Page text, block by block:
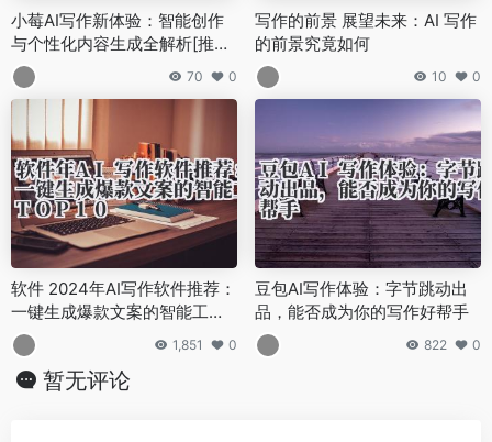
小莓AI写作新体验：智能创作
与个性化内容生成全解析[推测
工具特性]
70 0
写作的前景 展望未来：AI 写作
的前景究竟如何
10 0
软件 2024年AI写作软件推荐：
一键生成爆款文案的智能工具T
OP10
1,851 0
豆包AI写作体验：字节跳动出
品，能否成为你的写作好帮手
822 0
暂无评论